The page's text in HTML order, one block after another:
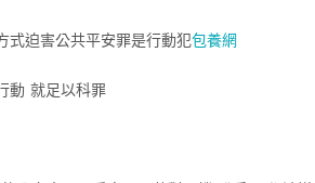
式迫害公共平安罪是行動犯包養網
動 就足以科罪